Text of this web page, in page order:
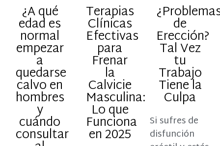
¿A qué
edad es
normal
empezar
a
quedarse
calvo en
hombres
y
cuándo
consultar
Terapias
Clínicas
Efectivas
para
Frenar
la
Calvicie
Masculina:
Lo que
Funciona
en 2025
de
Erección?
Tal Vez
tu
Trabajo
Tiene la
Culpa
Si sufres de
disfunción